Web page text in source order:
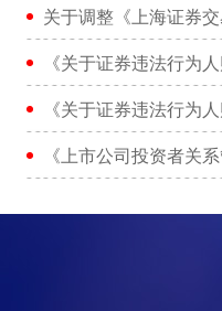
关于调整《上海证券
《关于证券违法行为
《关于证券违法行为
《上市公司投资者关